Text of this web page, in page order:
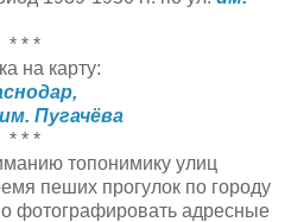
* * *
на карту:
Пугачёва
* * *
топонимику улиц
пеших прогулок по городу
фотографировать адресные